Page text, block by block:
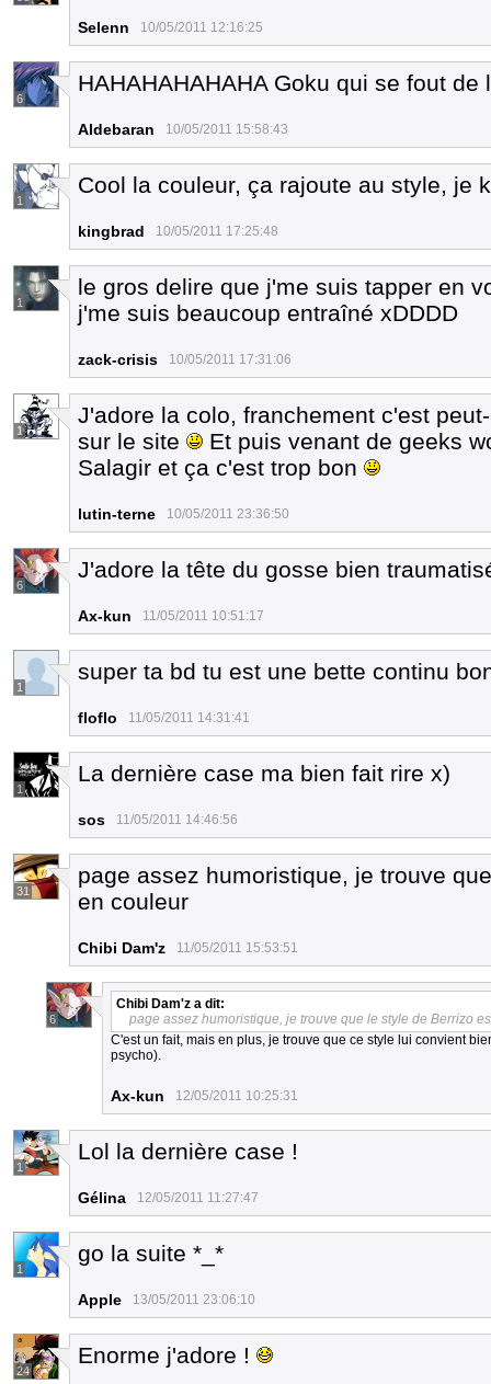
Selenn 10/05/2011 12:16:25
6
HAHAHAHAHAHA Goku qui se fout
Aldebaran 10/05/2011 15:58:43
1
Cool la couleur, ça rajoute au style, je
kingbrad 10/05/2011 17:25:48
1
le gros delire que j'me suis tapper en
j'me suis beaucoup entraîné xDDDD
zack-crisis 10/05/2011 17:31:06
1
J'adore la colo, franchement c'est
sur le site
Et puis venant de geeks
Salagir et ça c'est trop bon
lutin-terne 10/05/2011 23:36:50
6
J'adore la tête du gosse bien
Ax-kun 11/05/2011 10:51:17
1
super ta bd tu est une bette continu
floflo 11/05/2011 14:31:41
1
La dernière case ma bien fait rire x)
sos 11/05/2011 14:46:56
31
page assez humoristique, je trouve
en couleur
Chibi Dam'z 11/05/2011 15:53:51
6
Chibi Dam'z a dit:
page assez humoristique, je trouve que le style de Berrizo
C'est un fait, mais en plus, je trouve que ce style lui convient
psycho).
Ax-kun 12/05/2011 10:25:31
1
Lol la dernière case !
Gélina 12/05/2011 11:27:47
1
go la suite *_*
Apple 13/05/2011 23:06:10
24
Enorme j'adore !